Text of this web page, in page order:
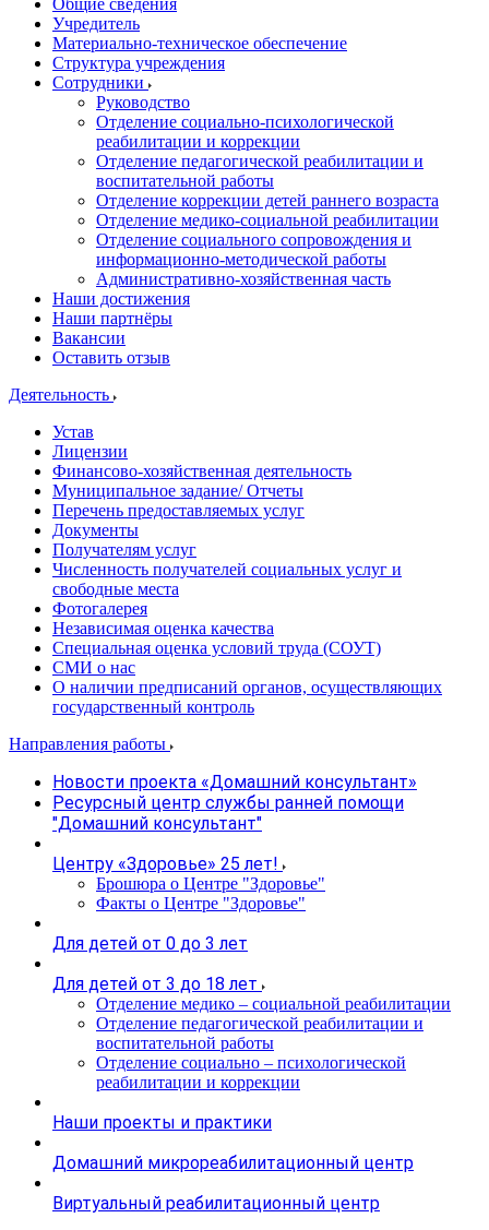
Общие сведения
Учредитель
Материально-техническое обеспечение
Структура учреждения
Сотрудники
Руководство
Отделение социально-психологической
реабилитации и коррекции
Отделение педагогической реабилитации и
воспитательной работы
Отделение коррекции детей раннего возраста
Отделение медико-социальной реабилитации
Отделение социального сопровождения и
информационно-методической работы
Административно-хозяйственная часть
Наши достижения
Наши партнёры
Вакансии
Оставить отзыв
Деятельность
Устав
Лицензии
Финансово-хозяйственная деятельность
Муниципальное задание/ Отчеты
Перечень предоставляемых услуг
Документы
Получателям услуг
Численность получателей социальных услуг и
свободные места
Фотогалерея
Независимая оценка качества
Специальная оценка условий труда (СОУТ)
СМИ о нас
О наличии предписаний органов, осуществляющих
государственный контроль
Направления работы
Новости проекта «Домашний консультант»
Ресурсный центр службы ранней помощи
"Домашний консультант"
Центру «Здоровье» 25 лет!
Брошюра о Центре "Здоровье"
Факты о Центре "Здоровье"
Для детей от 0 до 3 лет
Для детей от 3 до 18 лет
Отделение медико – социальной реабилитации
Отделение педагогической реабилитации и
воспитательной работы
Отделение социально – психологической
реабилитации и коррекции
Наши проекты и практики
Домашний микрореабилитационный центр
Виртуальный реабилитационный центр